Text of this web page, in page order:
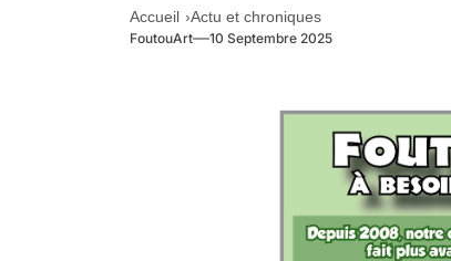
Accueil Actu et chroniques
FoutouArt 10 Septembre 2025